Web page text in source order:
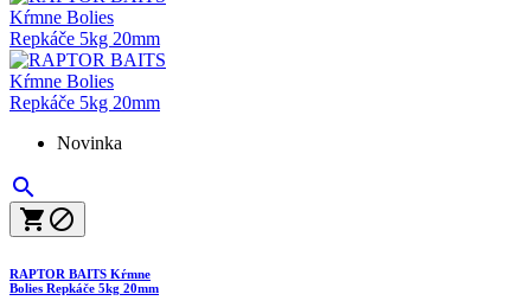
Novinka

 
RAPTOR BAITS Kŕmne
Bolies Repkáče 5kg 20mm